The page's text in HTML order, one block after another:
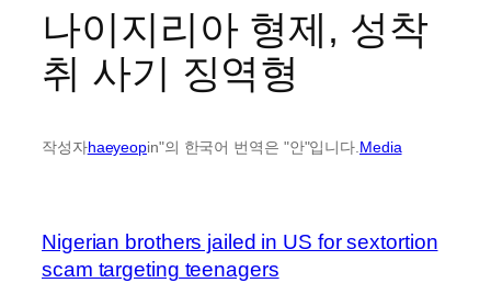
나이지리아 형제, 성착
취 사기 징역형
작성자haeyeopin"의 한국어 번역은 "안"입니다.Media
Nigerian brothers jailed in US for sextortion
scam targeting teenagers